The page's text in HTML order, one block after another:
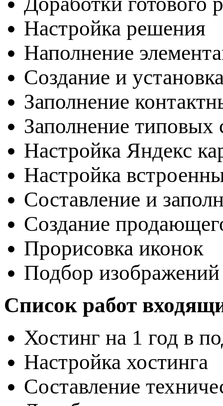
Настройка решения
Наполнение
Создание и
Заполнение
Заполнение типовых
Настройка Яндекс
Настройка
Составление и
Создание
Прорисовка иконок
Подбор
Список работ
Хостинг на 1 год в
Настройка хостинга
Составление